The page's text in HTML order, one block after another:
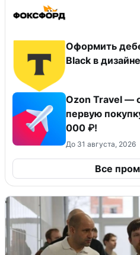
Оформить
Black в
Ozon Travel —
первую
000 ₽!
До 31 августа, 2026
Все